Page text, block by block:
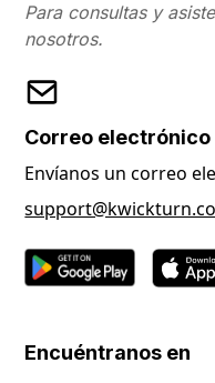
Para consultas y
nosotros.
Correo electrónico
Envíanos un correo
Encuéntranos en